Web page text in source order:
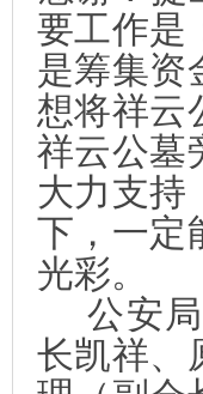
要工作是
是筹集资
想将祥云
祥云公墓
大力支持
下，一定
光彩。
公安
长凯祥、